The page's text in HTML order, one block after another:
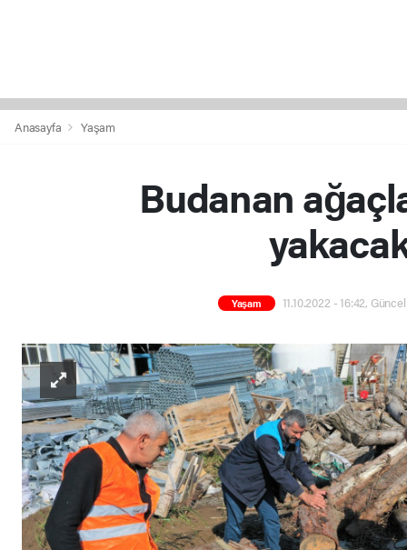
Anasayfa Yaşam
Budanan
Yaşam 11.10.2022 - 16:42,